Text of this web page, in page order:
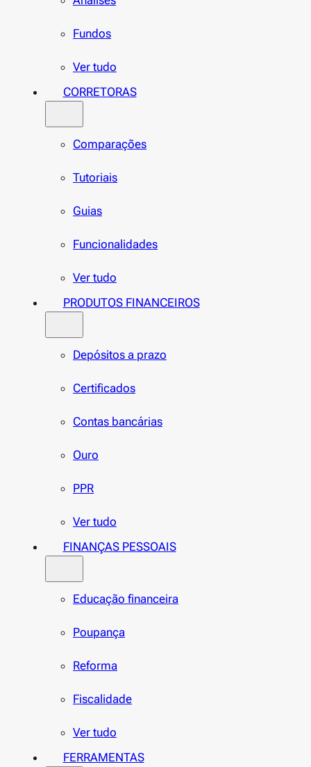
Fundos
Ver tudo
CORRETORAS
Comparações
Tutoriais
Guias
Funcionalidades
Ver tudo
PRODUTOS FINANCEIROS
Depósitos a prazo
Certificados
Contas bancárias
Ouro
PPR
Ver tudo
FINANÇAS PESSOAIS
Educação financeira
Poupança
Reforma
Fiscalidade
Ver tudo
FERRAMENTAS